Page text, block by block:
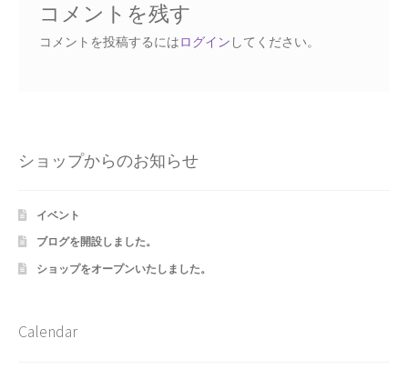
Affiliate Dashboard
Shipment Tracking
wpwBot Mobile App
お問い合わせ
コメントを残す
コメントを投稿するにはログイン してください。
ショップからのお知らせ
イベント
ブログを開設しました。
ショップをオープンいたしました。
Calendar